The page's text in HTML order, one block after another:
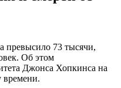
73 тысячи,
Об этом
Джонса Хопкинса на
времени.